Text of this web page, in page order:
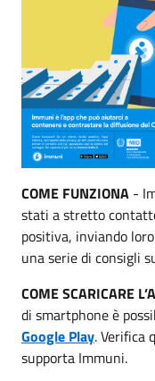
COME FUNZIONA -
stati a stretto
positiva, inviando
una serie di consigli
COME SCARICARE
di smartphone è
Google Play. Verifica
supporta Immuni.